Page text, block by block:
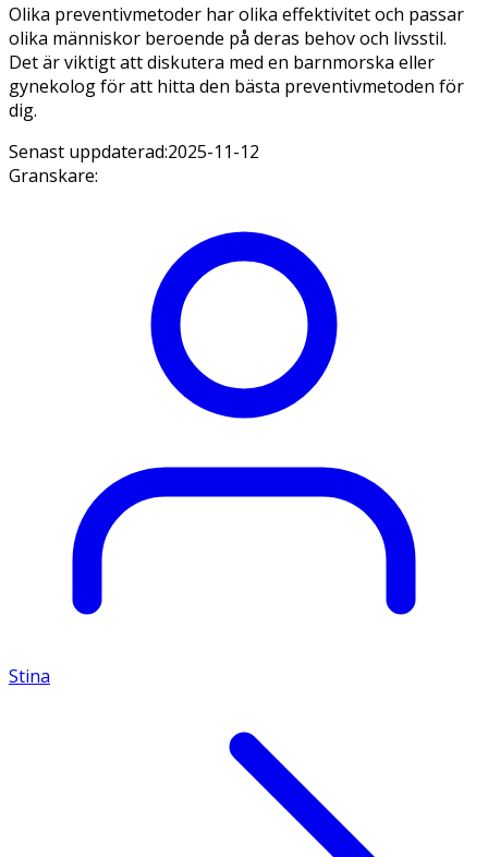
Olika preventivmetoder har olika effektivitet och passar
olika människor beroende på deras behov och livsstil.
Det är viktigt att diskutera med en barnmorska eller
gynekolog för att hitta den bästa preventivmetoden för
dig.
Senast uppdaterad:2025-11-12
Granskare:
Stina